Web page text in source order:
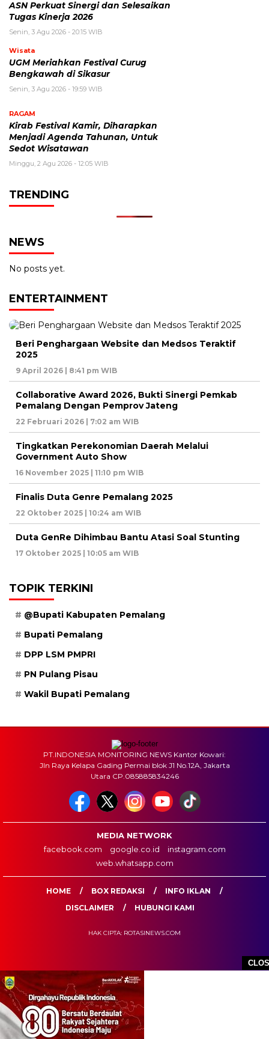
ASN Perkuat Sinergi dan Selesaikan
Tugas Kinerja 2026
Senin, 3 Agu 2026 - 20:15 WIB
Wisata
UGM Meriahkan Festival Curug
Bengkawah di Sikasur
Senin, 3 Agu 2026 - 19:59 WIB
RAGAM
Kirab Festival Kamir, Diharapkan
Menjadi Agenda Tahunan, Untuk
Sedot Wisatawan
Minggu, 2 Agu 2026 - 12:05 WIB
TRENDING
NEWS
No posts yet.
ENTERTAINMENT
Beri Penghargaan Website dan Medsos Teraktif
2025
9 April 2026 | 8:41 pm WIB
Collaborative Award 2026, Bukti Sinergi Pemkab
Pemalang Dengan Pemprov Jateng
22 Februari 2026 | 7:02 am WIB
Tingkatkan Perekonomian Daerah Melalui
Government Auto Show
16 November 2025 | 11:10 pm WIB
Finalis Duta Genre Pemalang 2025
22 Oktober 2025 | 10:24 am WIB
Duta GenRe Dihimbau Bantu Atasi Soal Stunting
17 Oktober 2025 | 10:05 am WIB
TOPIK TERKINI
@Bupati Kabupaten Pemalang
Bupati Pemalang
DPP LSM PMPRI
PN Pulang Pisau
Wakil Bupati Pemalang
PT.INDONESIA MONITORING NEWS Kantor Kowari:
Jln Raya Kelapa Gading Permai blok J1 No.12A, Jakarta
Utara CP.085885834246
MEDIA NETWORK
facebook.com
google.co.id
instagram.com
web.whatsapp.com
HOME BOX REDAKSI
INFO IKLAN
DISCLAIMER
HUBUNGI KAMI
HAK CIPTA: ROTASINEWS.COM